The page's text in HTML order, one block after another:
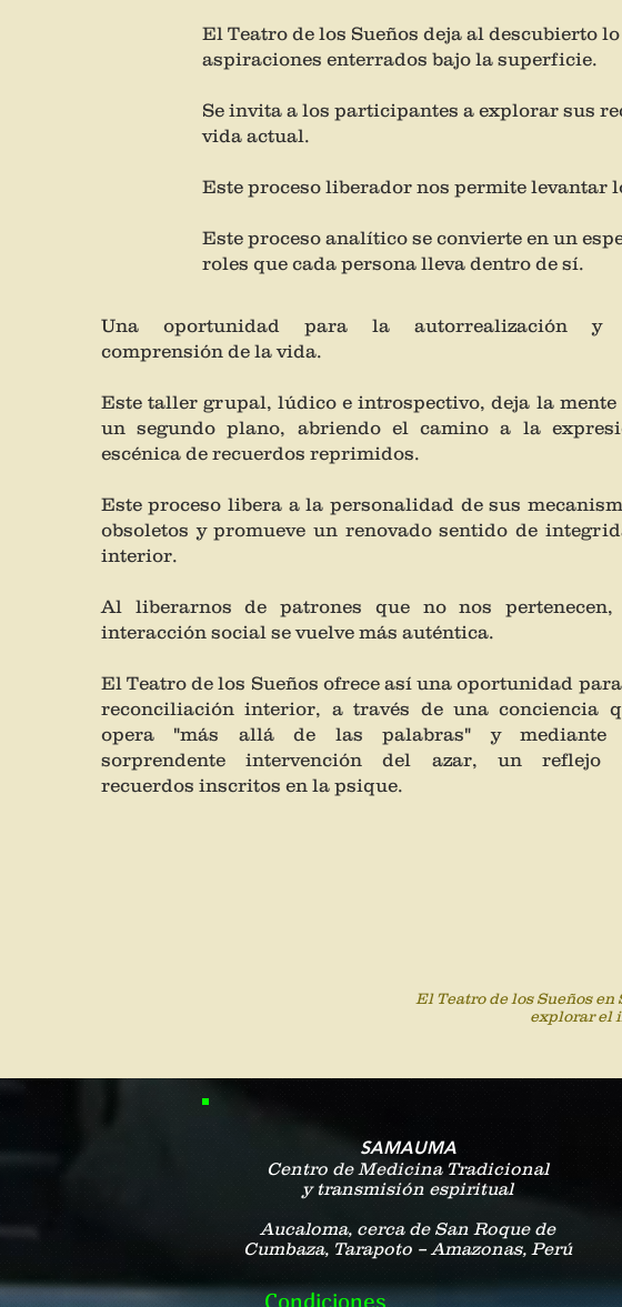
El Teatro de los Sueños deja al descubierto
aspiraciones enterrados bajo la superficie.
Se invita a los participantes a explorar sus
vida actual.
Este proceso liberador nos permite levantar
Este proceso analítico se convierte en un
roles que cada persona lleva dentro de sí.
Una oportunidad para la autorrealización y
comprensión de la vida.
Este taller grupal, lúdico e introspectivo, deja la mente
un segundo plano, abriendo el camino a la
escénica de recuerdos reprimidos.
Este proceso libera a la personalidad de sus
obsoletos y promueve un renovado sentido de
interior.
Al liberarnos de patrones que no nos
interacción social se vuelve más auténtica.
El Teatro de los Sueños ofrece así una oportunidad
reconciliación interior, a través de una conciencia
opera "más allá de las palabras" y mediante
sorprendente intervención del azar, un reflejo
recuerdos inscritos en la psique.
El Teatro de los Sueños
explorar el
SAMAUMA
Centro de Medicina Tradicional
y transmisión espiritual
Aucaloma, cerca de San Roque de
Cumbaza, Tarapoto – Amazonas, Perú
Condiciones